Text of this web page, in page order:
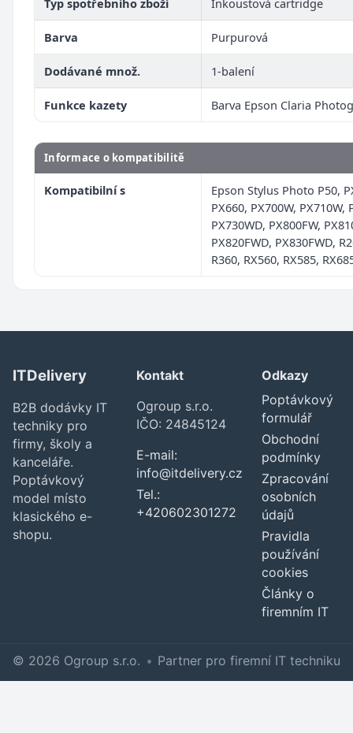
Barva Purpurová
Dodávané množ. 1-balení
Funkce kazety Barva Epson Claria
Informace o kompatibilitě
Kompatibilní s
Epson Stylus Photo P50,
PX660, PX700W, PX710W,
PX730WD, PX800FW,
PX820FWD, PX830FWD,
R360, RX560, RX585,
ITDelivery
B2B dodávky IT
techniky pro
firmy, školy a
kanceláře.
Poptávkový
model místo
klasického e-
shopu.
Kontakt
Ogroup s.r.o.
IČO: 24845124
E-mail:
info@itdelivery.cz
Tel.:
+420602301272
Odkazy
Poptávkový
formulář
Obchodní
podmínky
Zpracování
osobních
údajů
Pravidla
používání
cookies
Články o
firemním IT
© 2026 Ogroup s.r.o. • Partner pro firemní IT techniku